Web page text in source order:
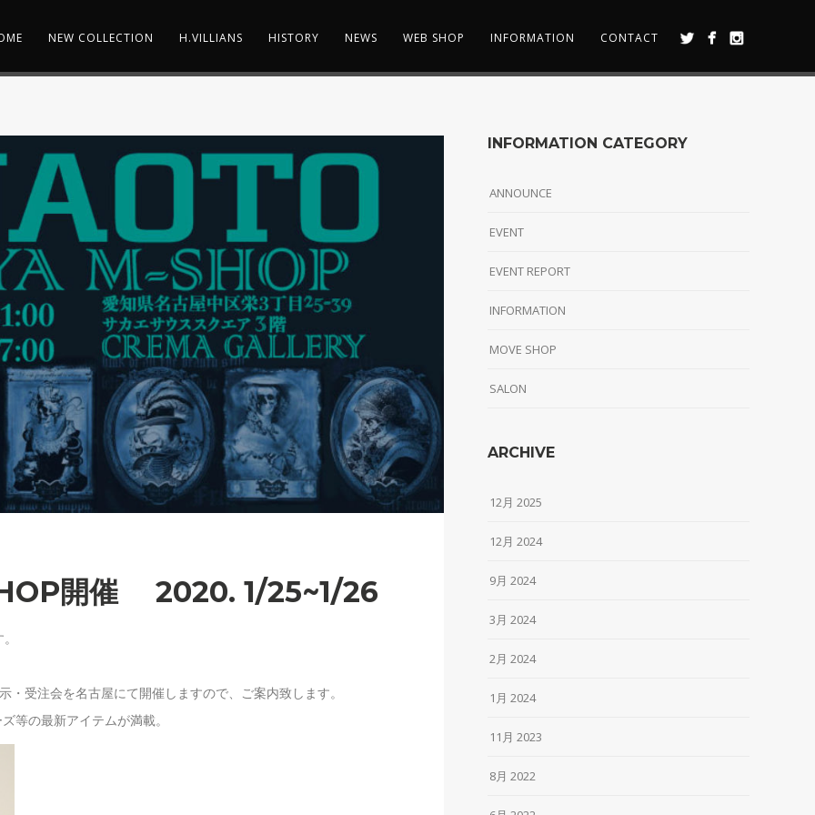
NEW COLLECTION H.VILLIANS HISTORY NEWS WEB SHOP INFORMATION CONTACT
開催 2020. 1/25~1/26
受注会を名古屋にて開催しますので、ご案内致します。
等の最新アイテムが満載。
INFORMATION CATEGORY
ANNOUNCE
EVENT
EVENT REPORT
INFORMATION
MOVE SHOP
SALON
ARCHIVE
12月 2025
12月 2024
9月 2024
3月 2024
2月 2024
1月 2024
11月 2023
8月 2022